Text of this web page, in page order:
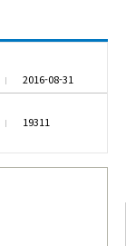
2016-08-31
19311